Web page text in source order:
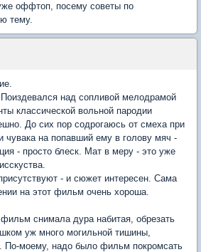
оффтоп, посему советы по
тему.
над сопливой мелодрамой
классической вольной пародии
До сих пор содрогаюсь от смеха при
чувака на попавший ему в голову мяч -
- просто блеск. Мат в меру - это уже
- и сюжет интересен. Сама
на этот фильм очень хороша.
снимала дура набитая, обрезать
уж много могильной тишины,
По-моему, надо было фильм покромсать